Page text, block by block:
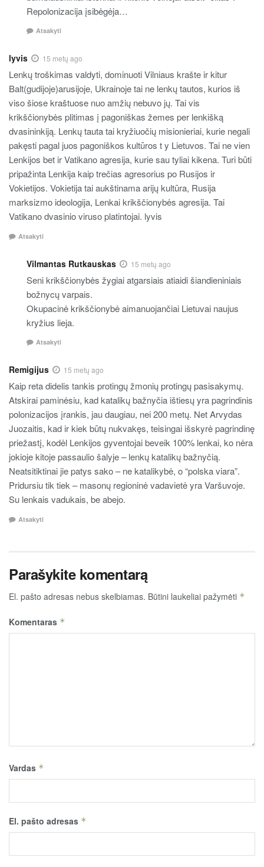
Repolonizacija įsibėgėja…
Atsakyti
lyvis 15 metų ago
Lenkų troškimas valdyti, dominuoti Vilniaus krašte ir kitur
Balt(gudijoje)arusijoje, Ukrainoje tai ne lenkų tautos, kurios iš
viso šiose kraštuose nuo amžių nebuvo jų. Tai vis
krikščionybės plitimas į pagoniškas žemes per lenkišką
dvasininkiją. Lenkų tauta tai kryžiuočių misionieriai, kurie negali
pakęsti pagal juos pagoniškos kultūros t y Lietuvos. Tai ne vien
Lenkijos bet ir Vatikano agresija, kurie sau tyliai kikena. Turi būti
pripažinta Lenkija kaip trečias agresorius po Rusijos ir
Vokietijos. Vokietija tai aukštinama arijų kultūra, Rusija
marksizmo ideologija, Lenkai krikščionybės agresija. Tai
Vatikano dvasinio viruso platintojai. lyvis
Atsakyti
Vilmantas Rutkauskas 15 metų ago
Seni krikščionybės žygiai atgarsiais atiaidi šiandieniniais
božnycų varpais.
Okupacinė krikščionybė aimanuojančiai Lietuvai naujus
kryžius lieja.
Atsakyti
Remigijus 15 metų ago
Kaip reta didelis tankis protingų žmonių protingų pasisakymų.
Atskirai paminėsiu, kad katalikų bažnyčia ištiesų yra pagrindinis
polonizacijos įrankis, jau daugiau, nei 200 metų. Net Arvydas
Juozaitis, kad ir kiek būtų nukvakęs, teisingai išskyrė pagrindinę
priežastį, kodėl Lenkijos gyventojai beveik 100% lenkai, ko nėra
jokioje kitoje passaulio šalyje – lenkų katalikų bažnyčią.
Neatsitiktinai jie patys sako – ne katalikybė, o “polska viara”.
Pridursiu tik tiek – masonų regioninė vadavietė yra Varšuvoje.
Su lenkais vadukais, be abejo.
Atsakyti
Parašykite komentarą
El. pašto adresas nebus skelbiamas. Būtini laukeliai pažymėti *
Komentaras *
Vardas *
El. pašto adresas *